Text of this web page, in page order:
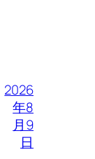
2026
年8
月9
日